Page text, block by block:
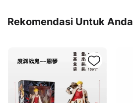
Rekomendasi Untuk Anda